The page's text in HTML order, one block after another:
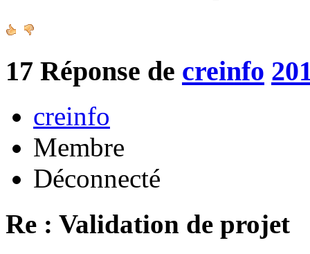
17 Réponse de creinfo
creinfo
Membre
Déconnecté
Re : Validation de projet